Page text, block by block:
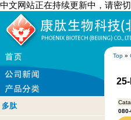
中文网站正在持续更新中，请密
Top »
多肽